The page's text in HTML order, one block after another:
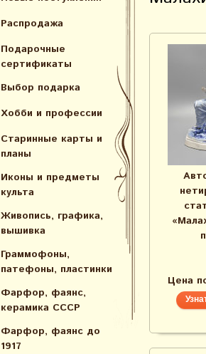
Распродажа
Подарочные
сертификаты
Выбор подарка
Хобби и профессии
Старинные карты и
планы
Иконы и предметы
культа
Живопись, графика,
вышивка
Граммофоны,
патефоны, пластинки
Фарфор, фаянс,
керамика СССР
Фарфор, фаянс до
1917
Цена